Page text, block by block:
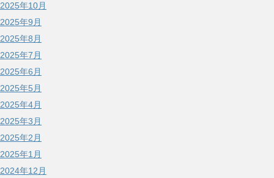
2025年10月
2025年9月
2025年8月
2025年7月
2025年6月
2025年5月
2025年4月
2025年3月
2025年2月
2025年1月
2024年12月